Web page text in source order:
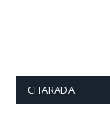
CHARADA